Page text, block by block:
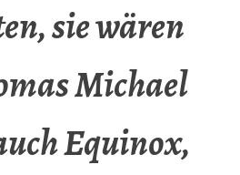
sie wären
Michael
Equinox,